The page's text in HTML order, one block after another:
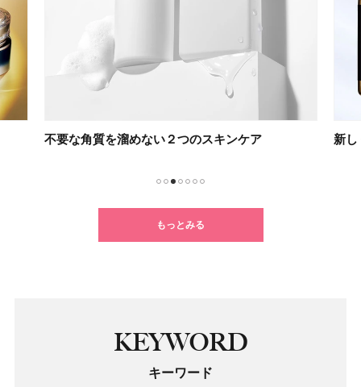
不要な角質を溜めない２つのスキンケア 新
もっとみる
KEYWORD
キーワード